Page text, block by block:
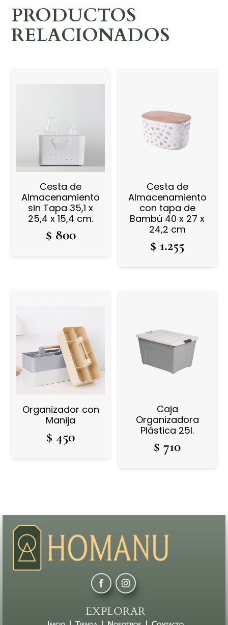
PRODUCTOS
RELACIONADOS
Cesta de
Almacenamiento
sin Tapa 35,1 x
25,4 x 15,4 cm.
$ 800
Cesta de
Almacenamiento
con tapa de
Bambú 40 x 27 x
24,2 cm
$ 1.255
Organizador con
Manija
$ 450
Caja
Organizadora
Plástica 25l.
$ 710
EXPLORAR